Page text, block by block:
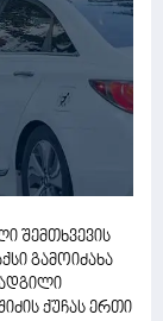
შემთხვევის
გამოიძახა
ქუჩას ერთი